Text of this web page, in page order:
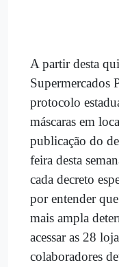
A partir desta
Supermercados
protocolo
máscaras em
publicação do
feira desta
cada decreto
por entender
mais ampla
acessar as 28
colaboradores